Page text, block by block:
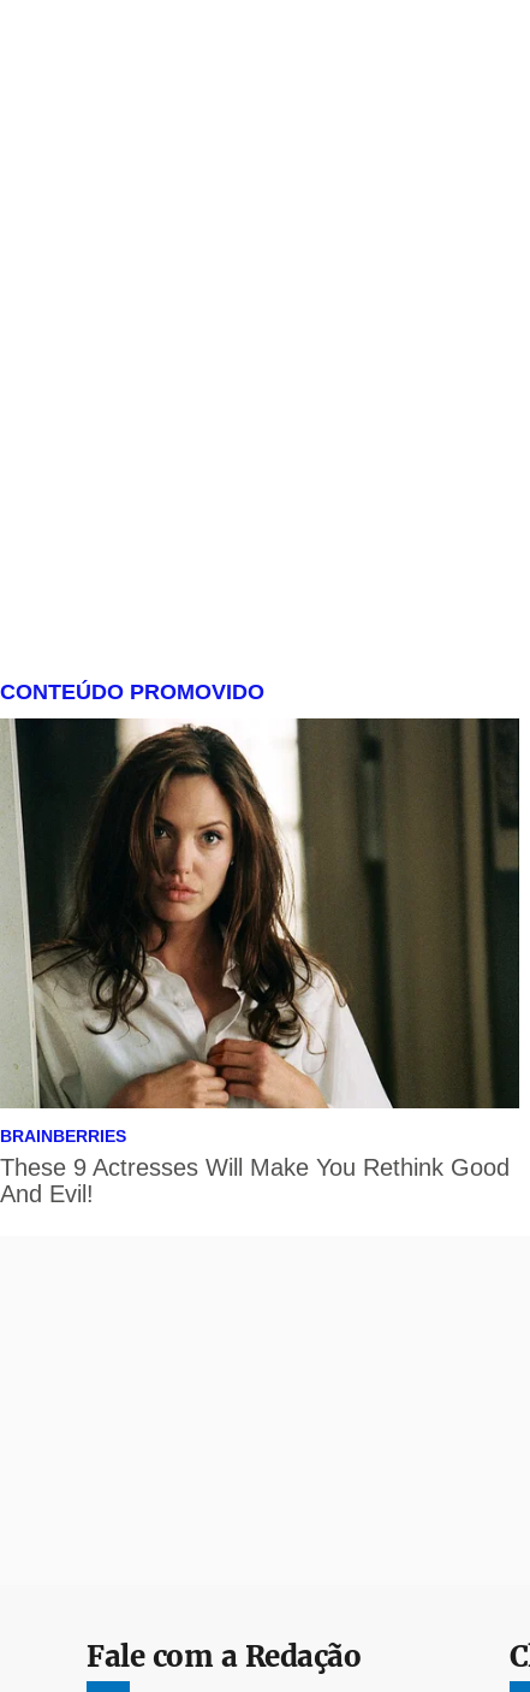
Fale com a Redação